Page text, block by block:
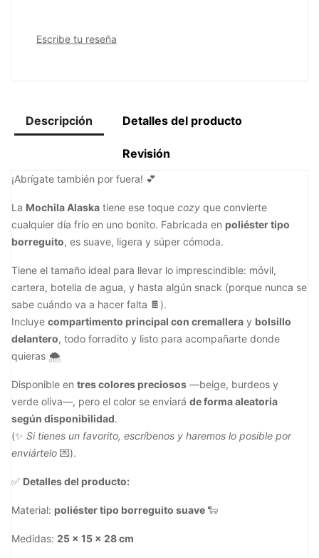
Escribe tu reseña
Descripción Detalles del producto
Revisión
¡Abrígate también por fuera! 💕
La Mochila Alaska tiene ese toque cozy que convierte
cualquier día frío en uno bonito. Fabricada en poliéster tipo
borreguito, es suave, ligera y súper cómoda.
Tiene el tamaño ideal para llevar lo imprescindible: móvil,
cartera, botella de agua, y hasta algún snack (porque nunca se
sabe cuándo va a hacer falta 🍫).
Incluye compartimento principal con cremallera y bolsillo
delantero, todo forradito y listo para acompañarte donde
quieras 🌨️
Disponible en tres colores preciosos —beige, burdeos y
verde oliva—, pero el color se enviará de forma aleatoria
según disponibilidad.
(✨ Si tienes un favorito, escríbenos y haremos lo posible por
enviártelo 💌).
✅ Detalles del producto:
Material: poliéster tipo borreguito suave 🐑
Medidas: 25 x 15 x 28 cm